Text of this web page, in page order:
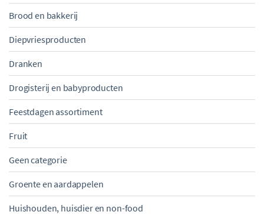
Brood en bakkerij
Diepvriesproducten
Dranken
Drogisterij en babyproducten
Feestdagen assortiment
Fruit
Geen categorie
Groente en aardappelen
Huishouden, huisdier en non-food